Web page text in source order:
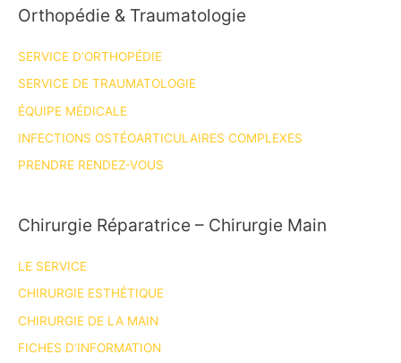
Orthopédie & Traumatologie
SERVICE D’ORTHOPÉDIE
SERVICE DE TRAUMATOLOGIE
ÉQUIPE MÉDICALE
INFECTIONS OSTÉOARTICULAIRES COMPLEXES
PRENDRE RENDEZ-VOUS
Chirurgie Réparatrice – Chirurgie Main
LE SERVICE
CHIRURGIE ESTHÉTIQUE
CHIRURGIE DE LA MAIN
FICHES D’INFORMATION